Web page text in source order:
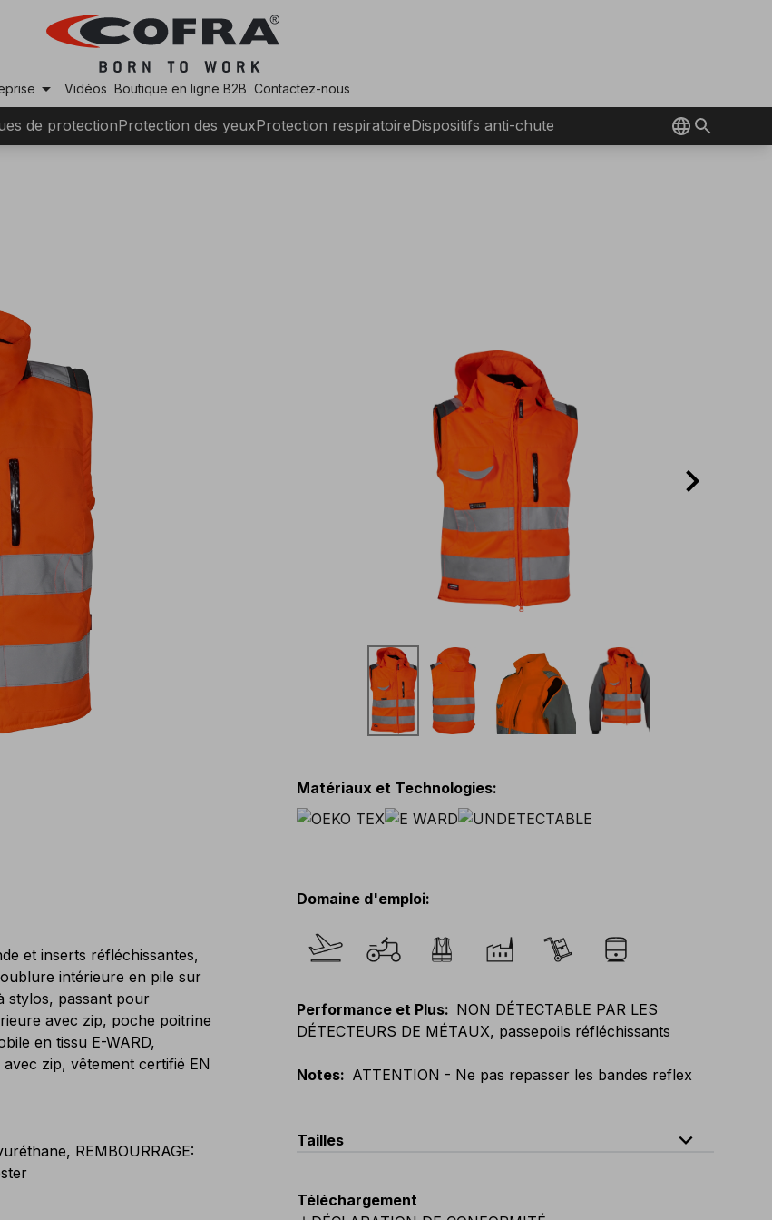
arrow_drop_down Vidéos Boutique en ligne B2B Contactez-nous
de protectionProtection des yeuxProtection respiratoireDispositifs anti-chute
et inserts réfléchissantes,
intérieure en pile sur
stylos, passant pour
avec zip, poche poitrine
en tissu E-WARD,
zip, vêtement certifié EN
REMBOURRAGE:
Matériaux et Technologies:
Domaine d'emploi:
Performance et Plus: NON DÉTECTABLE PAR LES
DÉTECTEURS DE MÉTAUX, passepoils réfléchissants
Notes: ATTENTION - Ne pas repasser les bandes reflex
Tailles expand_less
Scandinavian: 44
Téléchargement